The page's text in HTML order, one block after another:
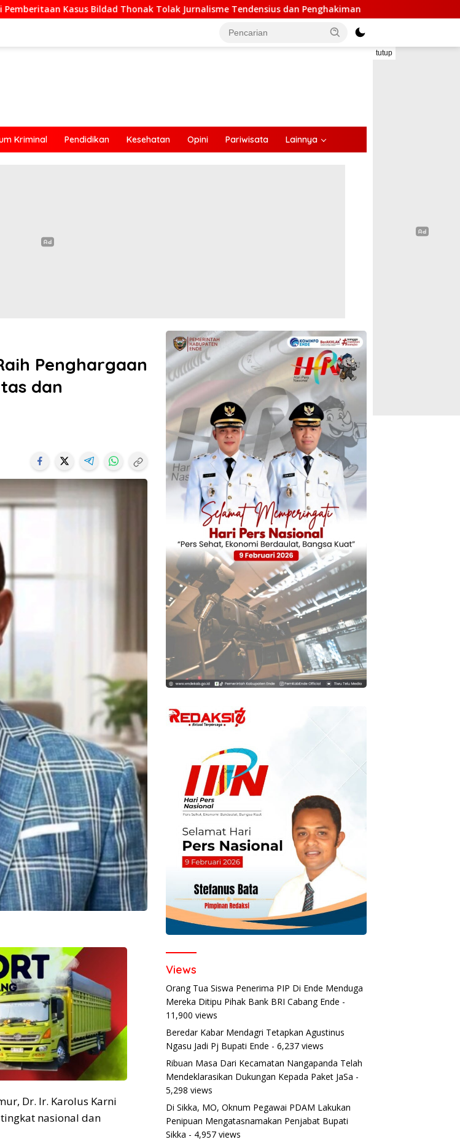
Tolak Jurnalisme Tendensius dan Penghakiman Anggota DPR Melki Mekeng :
tutup
Kriminal Pendidikan Kesehatan Opini Pariwisata Lainnya
Penghargaan
dan
Dr. Ir. Karolus Karni
nasional dan
Views
Orang Tua Siswa Penerima PIP Di Ende Menduga
Mereka Ditipu Pihak Bank BRI Cabang Ende -
11,900 views
Beredar Kabar Mendagri Tetapkan Agustinus
Ngasu Jadi Pj Bupati Ende - 6,237 views
Ribuan Masa Dari Kecamatan Nangapanda Telah
Mendeklarasikan Dukungan Kepada Paket JaSa -
5,298 views
Di Sikka, MO, Oknum Pegawai PDAM Lakukan
Penipuan Mengatasnamakan Penjabat Bupati
Sikka - 4,957 views